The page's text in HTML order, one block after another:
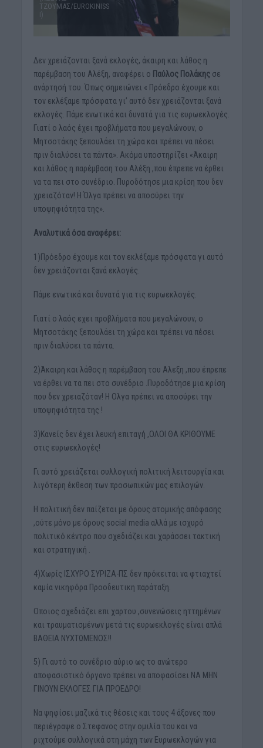
ΤΖΟΥΜΑΣ/EUROKINISS
I)
Δεν χρειάζονται ξανά εκλογές, άκαιρη και λάθος η
παρέμβαση του Αλέξη, αναφέρει ο Παύλος Πολάκης σε
ανάρτησή του. Όπως σημειώνει « Πρόεδρο έχουμε και
τον εκλέξαμε πρόσφατα γι’ αυτό δεν χρειάζονται ξανά
εκλογές. Πάμε ενωτικά και δυνατά για τις ευρωεκλογές.
Γιατί ο λαός έχει προβλήματα που μεγαλώνουν, ο
Μητσοτάκης ξεπουλάει τη χώρα και πρέπει να πέσει
πριν διαλύσει τα πάντα». Ακόμα υποστηρίζει «Άκαιρη
και λάθος η παρέμβαση του Αλέξη ,που έπρεπε να έρθει
να τα πει στο συνέδριο. Πυροδότησε μια κρίση που δεν
χρειαζόταν! Η Όλγα πρέπει να αποσύρει την
υποψηφιότητα της».
Αναλυτικά όσα αναφέρει:
1)Πρόεδρο έχουμε και τον εκλέξαμε πρόσφατα γι αυτό
δεν χρειάζονται ξανά εκλογές.
Πάμε ενωτικά και δυνατά για τις ευρωεκλογές.
Γιατί ο λαός εχει προβλήματα που μεγαλώνουν, ο
Μητσοτάκης ξεπουλάει τη χώρα και πρέπει να πέσει
πριν διαλύσει τα πάντα.
2)Άκαιρη και λάθος η παρέμβαση του Αλεξη ,που έπρεπε
να έρθει να τα πει στο συνέδριο .Πυροδότησε μια κρίση
που δεν χρειαζόταν! Η Ολγα πρέπει να αποσύρει την
υποψηφιότητα της !
3)Κανείς δεν έχει λευκή επιταγή ,ΟΛΟΙ ΘΑ ΚΡΙΘΟΥΜΕ
στις ευρωεκλογές!
Γι αυτό χρειάζεται συλλογική πολιτική λειτουργία και
λιγότερη έκθεση των προσωπικών μας επιλογών.
Η πολιτική δεν παίζεται με όρους ατομικής απόφασης
,ούτε μόνο με όρους social media αλλά με ισχυρό
πολιτικό κέντρο που σχεδιάζει και χαράσσει τακτική
και στρατηγική .
4)Χωρίς ΙΣΧΥΡΟ ΣΥΡΙΖΑ-ΠΣ δεν πρόκειται να φτιαχτεί
καμία νικηφόρα Προοδευτικη παράταξη.
Οποιος σχεδιάζει επι χαρτου ,συνενώσεις ηττημένων
και τραυματισμένων μετά τις ευρωεκλογές είναι απλά
ΒΑΘΕΙΑ ΝΥΧΤΩΜΕΝΟΣ!!
5) Γι αυτό το συνέδριο αύριο ως το ανώτερο
αποφασιστικό όργανο πρέπει να αποφασίσει ΝΑ ΜΗΝ
ΓΙΝΟΥΝ ΕΚΛΟΓΕΣ ΓΙΑ ΠΡΟΕΔΡΟ!
Να ψηφίσει μαζικά τις θέσεις και τους 4 άξονες που
περιέγραψε ο Στεφανος στην ομιλία του και να
ριχτούμε συλλογικά στη μάχη των Ευρωεκλογών για